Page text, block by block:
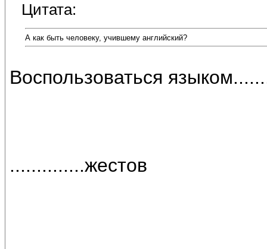
Цитата:
А как быть человеку, учившему английский?
Воспользоваться
..............жестов